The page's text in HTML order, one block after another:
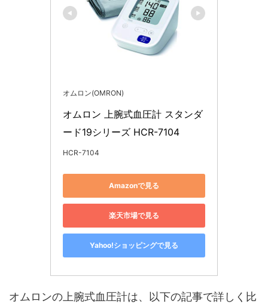
オムロン(OMRON)
オムロン 上腕式血圧計 スタンダ
ード19シリーズ HCR-7104
HCR-7104
Amazonで見る
楽天市場で見る
Yahoo!ショッピングで見る
オムロンの上腕式血圧計は、以下の記事で詳しく比